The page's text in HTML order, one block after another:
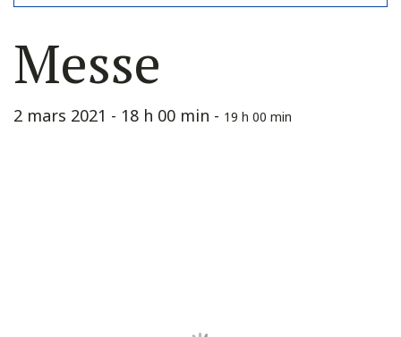
Messe
2 mars 2021 - 18 h 00 min - 19 h 00 min